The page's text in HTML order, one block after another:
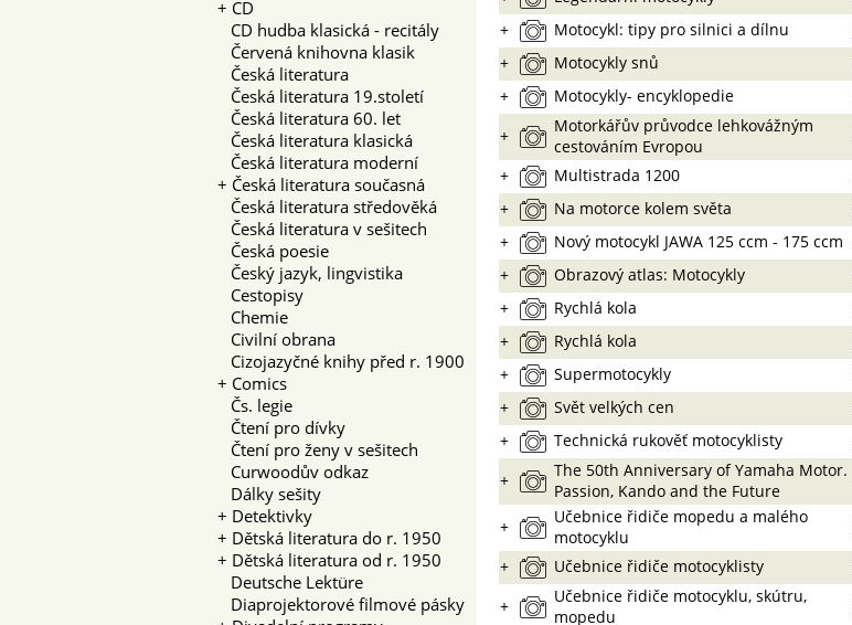
+ CD
CD hudba klasická - recitály
Červená knihovna klasik
Česká literatura
Česká literatura 19.století
Česká literatura 60. let
Česká literatura klasická
Česká literatura moderní
+ Česká literatura současná
Česká literatura středověká
Česká literatura v sešitech
Česká poesie
Český jazyk, lingvistika
Cestopisy
Chemie
Civilní obrana
Cizojazyčné knihy před r. 1900
+ Comics
Čs. legie
Čtení pro dívky
Čtení pro ženy v sešitech
Curwoodův odkaz
Dálky sešity
+ Detektivky
+ Dětská literatura do r. 1950
+ Dětská literatura od r. 1950
Deutsche Lektüre
Diaprojektorové filmové pásky
+
Motocykl: tipy pro silnici a dílnu
+
Motocykly snů
+
Motocykly- encyklopedie
+
Motorkářův průvodce lehkovážným
cestováním Evropou
+
Multistrada 1200
+
Na motorce kolem světa
+
Nový motocykl JAWA 125 ccm - 175 ccm
+
Obrazový atlas: Motocykly
+
Rychlá kola
+
Rychlá kola
+
Supermotocykly
+
Svět velkých cen
+
Technická rukověť motocyklisty
+
The 50th Anniversary of Yamaha Motor.
Passion, Kando and the Future
+
Učebnice řidiče mopedu a malého
motocyklu
+
Učebnice řidiče motocyklisty
+
Učebnice řidiče motocyklu, skútru,
mopedu